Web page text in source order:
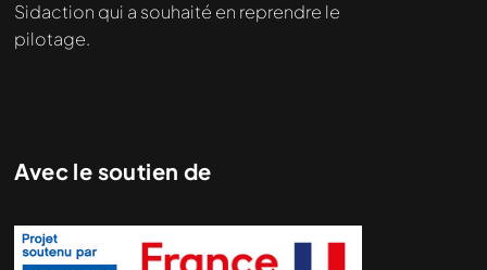
Sidaction qui a souhaité en reprendre le
pilotage.
Avec le soutien de